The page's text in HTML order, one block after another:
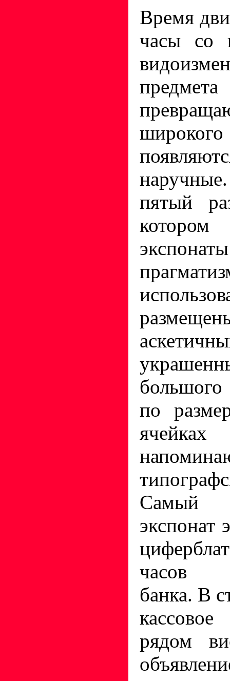
Время
часы со
пятый
по
Самый
экспонат
часов
банка. В
рядом